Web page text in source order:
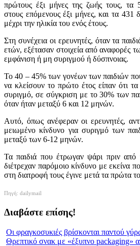
πρώτους έξι μήνες της ζωής τους,
στους επόμενους έξι μήνες, και τα 431
μέχρι την ηλικία του ενός έτους.
Στη συνέχεια οι ερευνητές, όταν τα
ετών, εξέτασαν στοιχεία από αναφορές
εμφάνιση ή μη συριγμού ή δύσπνοιας.
Το 40 – 45% των γονέων των παιδιών
να κλείσουν το πρώτο έτος είπαν ότι
συριγμό, σε σύγκριση με το 30% των
όταν ήταν μεταξύ 6 και 12 μηνών.
Αυτό, όπως ανέφεραν οι ερευνητές,
μειωμένο κίνδυνο για συριγμό των
μεταξύ των 6-12 μηνών.
Τα παιδιά που έτρωγαν ψάρι πριν
διέτρεχαν παρόμοιο κίνδυνο με εκείνα
στη διατροφή τους έγινε μετά τα πρώτα
Πηγή: dailymail
Διαβάστε επίσης!
Οι φραγκοσυκιές βρίσκονται παντού
Θρεπτικό σνακ με «έξυπνο packaging»